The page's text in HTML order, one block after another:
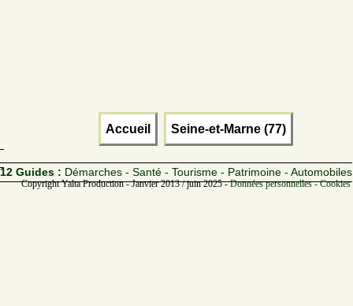
Accueil Seine-et-Marne (77)
12 Guides : Démarches - Santé - Tourisme - Patrimoine - Automobiles
Copyright Yalta Production - Janvier 2013 / juin 2025 -Données personnelles -